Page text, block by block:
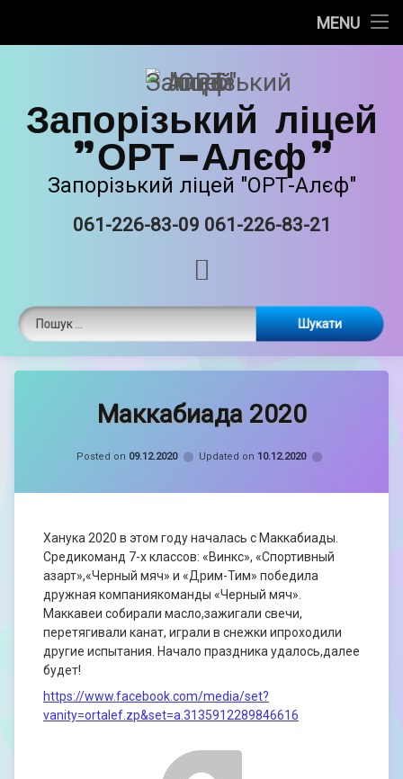
MENU
Прозорість та інформаційна відкритість
Безпечне освітнє середовище
Освітня діяльність
Виховна робота
Єврейські національні традиції
Матеріально-технічне забазпечення
ORT STEAM
Запорізький ліцей
"ОРТ-Алєф"
Запорізький ліцей "ОРТ-Алєф"
061-226-83-09 061-226-83-21
Пошук:
Маккабиада 2020
Posted on 09.12.2020 Updated on 10.12.2020
Ханука 2020 в этом году началась с Маккабиады.
Средикоманд 7-х классов: «Винкс», «Спортивный
азарт»,«Черный мяч» и «Дрим-Тим» победила
дружная компаниякоманды «Черный мяч».
Маккавеи собирали масло,зажигали свечи,
перетягивали канат, играли в снежки ипроходили
другие испытания. Начало праздника удалось,далее
будет!
https://www.facebook.com/media/set?
vanity=ortalef.zp&set=a.3135912289846616